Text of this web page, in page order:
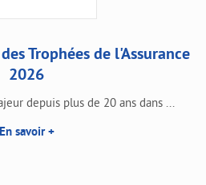
Trophées de l'Assurance
2026
depuis plus de 20 ans dans ...
En savoir +